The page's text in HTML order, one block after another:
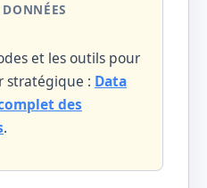
et les outils pour
stratégique : Data
des
.